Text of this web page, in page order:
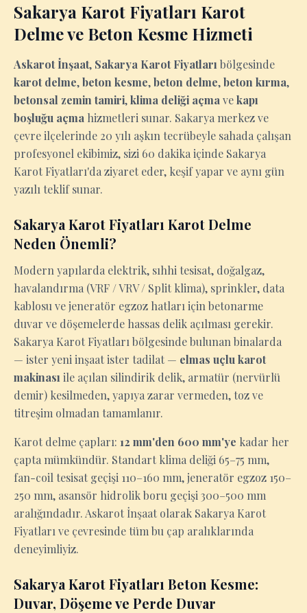
Sakarya Karot Fiyatları Karot
Delme ve Beton Kesme Hizmeti
Askarot İnşaat, Sakarya Karot Fiyatları bölgesinde
karot delme,beton kesme,beton delme,beton kırma,
betonsal zemin tamiri,klima deliği açma vekapı
boşluğu açma hizmetleri sunar. Sakarya merkez ve
çevre ilçelerinde 20 yılı aşkın tecrübeyle sahada çalışan
profesyonel ekibimiz, sizi 60 dakika içinde Sakarya
Karot Fiyatları'da ziyaret eder, keşif yapar ve aynı gün
yazılı teklif sunar.
Sakarya Karot Fiyatları Karot Delme
Neden Önemli?
Modern yapılarda elektrik, sıhhi tesisat, doğalgaz,
havalandırma (VRF / VRV / Split klima), sprinkler, data
kablosu ve jeneratör egzoz hatları için betonarme
duvar ve döşemelerde hassas delik açılması gerekir.
Sakarya Karot Fiyatları bölgesinde bulunan binalarda
— ister yeni inşaat ister tadilat — elmas uçlu karot
makinası ile açılan silindirik delik, armatür (nervürlü
demir) kesilmeden, yapıya zarar vermeden, toz ve
titreşim olmadan tamamlanır.
Karot delme çapları: 12 mm'den 600 mm'ye kadar her
çapta mümkündür. Standart klima deliği 65–75 mm,
fan-coil tesisat geçişi 110–160 mm, jeneratör egzoz 150–
250 mm, asansör hidrolik boru geçişi 300–500 mm
aralığındadır. Askarot İnşaat olarak Sakarya Karot
Fiyatları ve çevresinde tüm bu çap aralıklarında
deneyimliyiz.
Sakarya Karot Fiyatları Beton Kesme:
Duvar, Döşeme ve Perde Duvar